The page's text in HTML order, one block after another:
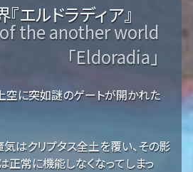
エルドラディア』
the another world
「Eldoradia」
空に突如謎のゲートが開かれた
はクリプタス全土を覆い、その影
常に機能しなくなってしまっ